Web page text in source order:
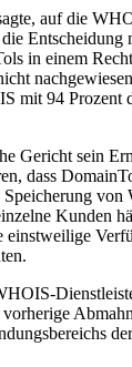
auf die
Entscheidung
in einem
mit 94 Prozent
Gericht sein
dass
Kunden
einstweilige